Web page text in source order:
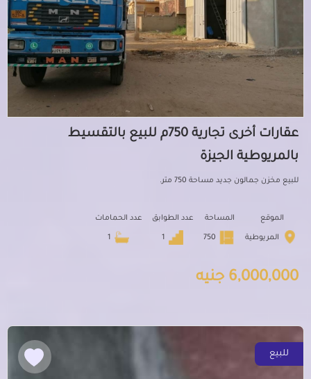
عقارات أخرى تجارية 750م للبيع بالتقسيط
بالمريوطية الجيزة
للبيع مخزن جمالون جديد مساحة 750 متر.
الموقع
المريوطية
المساحة عدد الطوابق عدد الحمامات
6,000,000 جنيه
للبيع